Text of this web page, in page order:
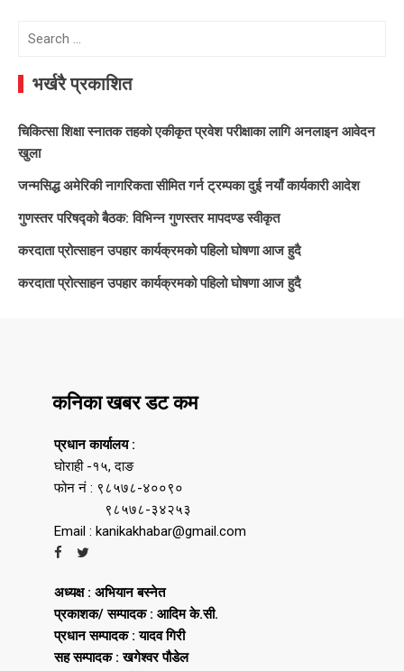
Search
भर्खरै प्रकाशित
चिकित्सा शिक्षा स्नातक तहको एकीकृत प्रवेश परीक्षाका लागि अनलाइन आवेदन
खुला
जन्मसिद्ध अमेरिकी नागरिकता सीमित गर्न ट्रम्पका दुई नयाँ कार्यकारी आदेश
गुणस्तर परिषद्को बैठक: विभिन्न गुणस्तर मापदण्ड स्वीकृत
करदाता प्रोत्साहन उपहार कार्यक्रमको पहिलो घोषणा आज हुदै
करदाता प्रोत्साहन उपहार कार्यक्रमको पहिलो घोषणा आज हुदै
कनिका खबर डट कम
प्रधान कार्यालय :
घोराही -१५, दाङ
फोन नं : ९८५७८-४००९०
९८५७८-३४२५३
Email : kanikakhabar@gmail.com
अध्यक्ष : अभियान बस्नेत
प्रकाशक/ सम्पादक : आदिम के.सी.
प्रधान सम्पादक : यादव गिरी
सह सम्पादक : खगेश्वर पौडेल